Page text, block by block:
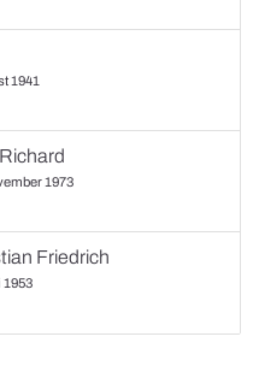
1941
1973
Friedrich
1953